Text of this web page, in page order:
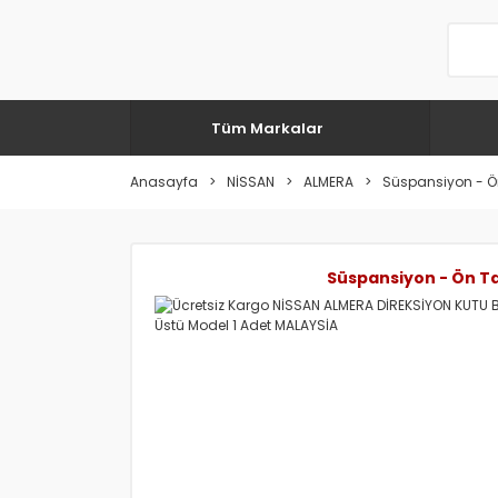
Tüm Markalar
Anasayfa NİSSAN ALMERA Süspansiyon -
Süspansiyon - Ön